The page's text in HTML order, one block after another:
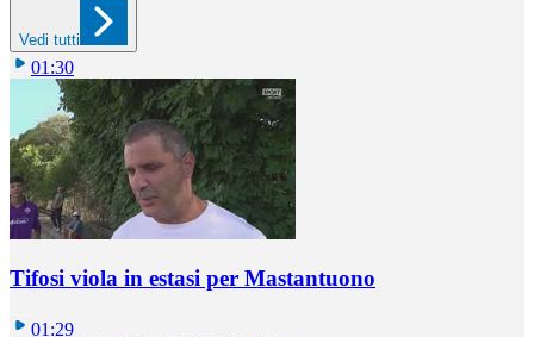
Vedi tutti
01:30
Tifosi viola in estasi per Mastantuono
01:29